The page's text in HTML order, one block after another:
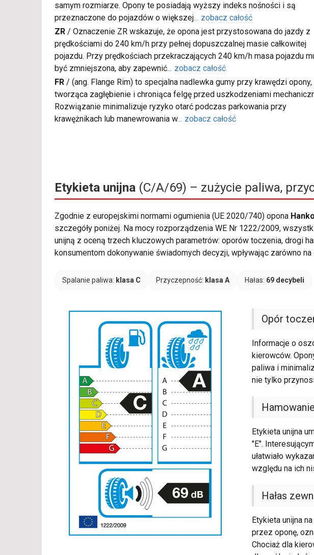
samym rozmiarze. Opony te posiadają wyższy indeks nośności i są
przeznaczone do pojazdów o większej... zobacz całość
ZR / Oznaczenie ZR wskazuje, że opona jest przystosowana do jazdy z
prędkościami do 240 km/h przy pełnej dopuszczalnej masie całkowitej
pojazdu. Przy prędkościach przekraczających 240 km/h masa pojazdu
być zmniejszona, aby zapewnić... zobacz całość
FR / (ang. Flange Rim) to specjalna nadlewka gumy przy krawędzi opony,
tworząca zagłębienie i chroniąca felgę przed uszkodzeniami
Rozwiązanie minimalizuje ryzyko otarć podczas parkowania przy
krawężnikach lub manewrowania w... zobacz całość
Etykieta unijna (C/A/69) – zużycie paliwa,
Zgodnie z europejskimi normami ogumienia (UE 2020/740) opona
szczegóły poniżej. Na mocy rozporządzenia WE Nr 1222/2009,
unijną z oceną trzech kluczowych parametrów: oporów toczenia, drogi
konsumentom dokonywanie świadomych decyzji, wpływając zarówno
Spalanie paliwa: klasa C Przyczepność: klasa A Hałas: 69 decybeli
Opór
Informacje o
kierowców.
paliwa i
nie tylko
Etykieta unijna
"E".
ułatwiało
względu na ich
Hałas
Etykieta unijna
przez oponę,
Chociaż dla